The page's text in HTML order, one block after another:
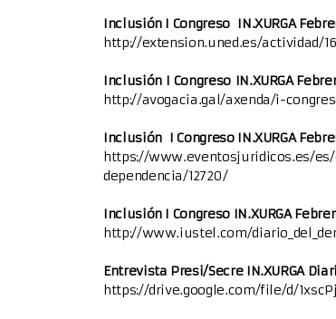
Inclusión I Congreso IN.XURGA
http://extension.uned.es/actividad/
Inclusión I Congreso IN.XURGA
http://avogacia.gal/axenda/i-
Inclusión I Congreso IN.XURGA
https://www.eventosjuridicos.es/
dependencia/12720/
Inclusión I Congreso IN.XURGA
http://www.iustel.com/
Entrevista Presi/Secre IN.XURGA
https://drive.google.com/file/d/
I Xornadas IN.XURGA Violencia de Xénero e Muller
II Xornadas IN.XURGA Violencia de Xénero e Muller
con Discapacidade 2020
III Xornadas Internacionais IN.XURGA Violencia de
IV Xornadas Internacionais IN.XURGA Violencia de
Xénero e Muller con discapacidade 2024